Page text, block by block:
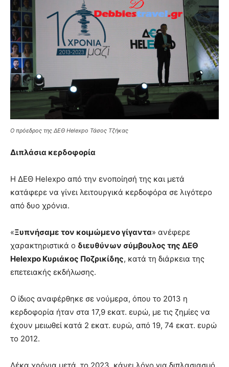
Ο πρόεδρος της ΔΕΘ Helexpo Τάσος Τζήκας
Διπλάσια κερδοφορία
Η ΔΕΘ Helexpo από την ενοποίησή της και μετά
κατάφερε να γίνει λειτουργικά κερδοφόρα σε λιγότερο
από δυο χρόνια.
«Ξυπνήσαμε τον κοιμώμενο γίγαντα» ανέφερε
χαρακτηριστικά ο διευθύνων σύμβουλος της ΔΕΘ
Helexpo Κυριάκος Ποζρικίδης, κατά τη διάρκεια της
επετειακής εκδήλωσης.
Ο ίδιος αναφέρθηκε σε νούμερα, όπου το 2013 η
κερδοφορία ήταν στα 17,9 εκατ. ευρώ, με τις ζημίες να
έχουν μειωθεί κατά 2 εκατ. ευρώ, από 19, 74 εκατ. ευρώ
το 2012.